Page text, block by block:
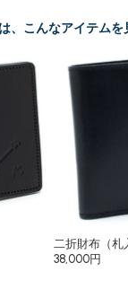
、こんなアイテムを
二折財布（札
38,000円